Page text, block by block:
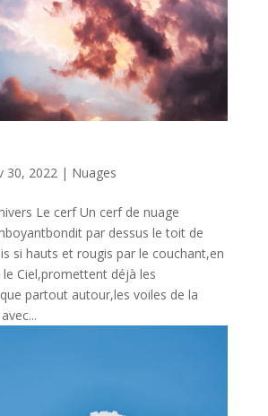
30, 2022| Nuages
Le cerf Un cerf de nuage
par dessus le toit de
si hauts et rougis par le couchant,en
Ciel,promettent déjà les
partout autour,les voiles de la